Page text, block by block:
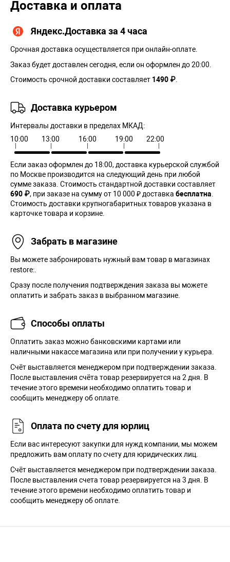
Доставка и оплата
Яндекс.Доставка за 4 часа
Срочная доставка осуществляется при онлайн-оплате.
Заказ будет доставлен сегодня, если он оформлен до 20:00.
Стоимость срочной доставки составляет 1490 ₽
Доставка курьером
Интервалы доставки в пределах МКАД:
10:00
13:00 16:00 19:00 22:00
Если заказ оформлен до 18:00, доставка курьерской службой
по Москве производится на следующий день при любой
сумме заказа. Cтоимость стандартной доставки составляет
690 ₽, при заказе на сумму от 10 000 ₽ доставка бесплатна
Стоимость доставки крупногабаритных товаров указана в
карточке товара и корзине.
Забрать в магазине
Вы можете забронировать нужный вам товар в магазинах
restore:.
Сразу после получения подтверждения заказа вы можете
оплатить и забрать заказ в выбранном магазине.
Способы оплаты
Оплатить заказ можно банковскими картами или
наличными накассе магазина или при получении у курьера.
Cчёт выставляется менеджером при подтверждении заказа.
После выставления счёта товар резервируется на 2 дня. В
течение этого времени необходимо оплатить товар и
сообщить менеджеру об оплате.
Оплата по счету для юрлиц
Если вас интересуют закупки для нужд компании, мы можем
предложить вам оплату по счету для юридических лиц.
Счёт выставляется менеджером при подтверждении заказа.
После выставления счета товар резервируется на 3 дня. В
течение этого времени необходимо оплатить товар и
сообщить менеджеру об оплате.